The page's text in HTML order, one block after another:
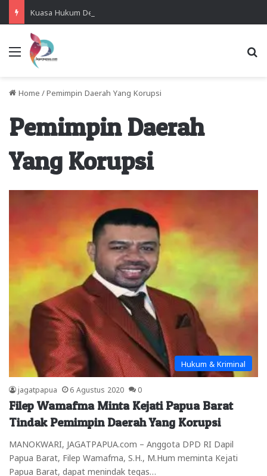
Menu
Home / Pemimpin Daerah Yang Korupsi
Pemimpin Daerah
Yang Korupsi
Hukum & Kriminal
jagatpapua 6 Agustus 2020 0
Filep Wamafma Minta Kejati Papua Barat
Tindak Pemimpin Daerah Yang Korupsi
MANOKWARI, JAGATPAPUA.com – Anggota DPD RI Dapil
Papua Barat, Filep Wamafma, S.H., M.Hum meminta Kejati
Papua Barat, dapat menindak tegas…